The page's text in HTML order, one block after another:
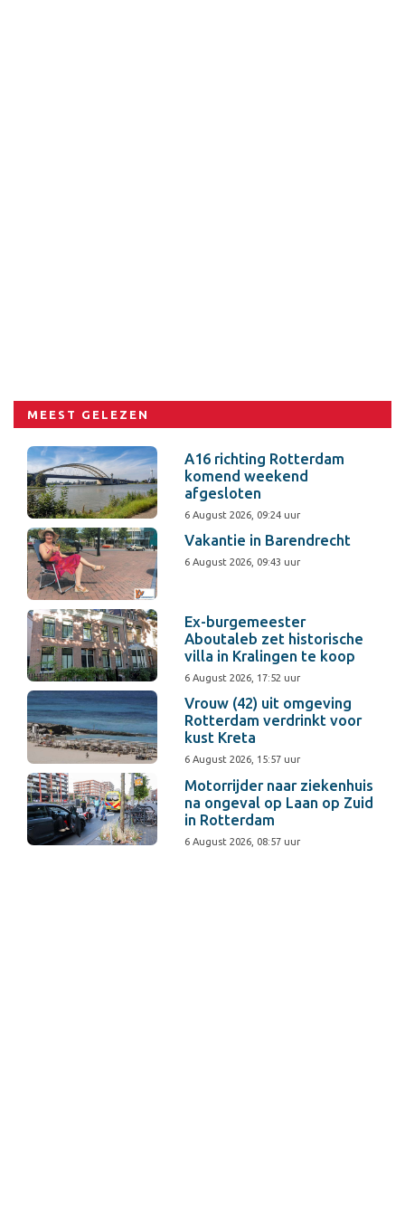
MEEST GELEZEN
A16 richting Rotterdam
komend weekend
afgesloten
6 August 2026, 09:24 uur
Vakantie in Barendrecht
6 August 2026, 09:43 uur
Ex-burgemeester
Aboutaleb zet historische
villa in Kralingen te koop
6 August 2026, 17:52 uur
Vrouw (42) uit omgeving
Rotterdam verdrinkt voor
kust Kreta
6 August 2026, 15:57 uur
Motorrijder naar ziekenhuis
na ongeval op Laan op Zuid
in Rotterdam
6 August 2026, 08:57 uur